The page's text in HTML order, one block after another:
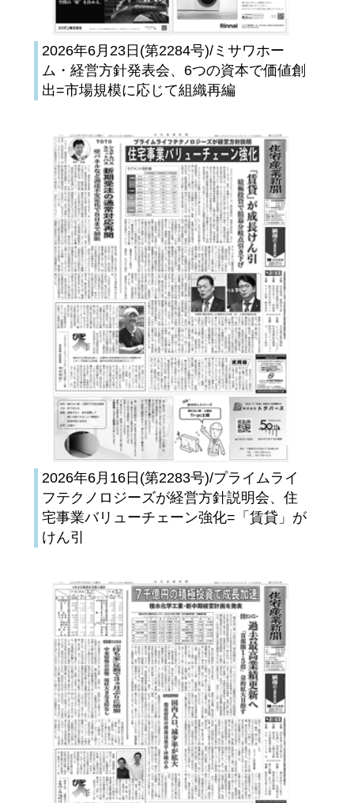
2026年6月23日(第2284号)/ミサワホー
ム・経営方針発表会、6つの資本で価値創
出=市場規模に応じて組織再編
2026年6月16日(第2283号)/プライムライ
フテクノロジーズが経営方針説明会、住
宅事業バリューチェーン強化=「賃貸」が
けん引